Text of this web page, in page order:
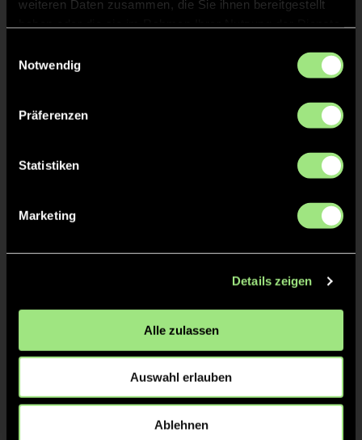
weiteren Daten zusammen, die Sie ihnen bereitgestellt
Notwendig
Präferenzen
Statistiken
Marketing
Details zeigen
Alle zulassen
Auswahl erlauben
Ablehnen
Leonie
Lilly
Emma
M.